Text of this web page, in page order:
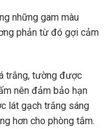
những gam màu
phản từ đó gợi cảm
trắng, tường được
nên đảm bảo hạn
lát gạch trắng sáng
hơn cho phòng tắm.